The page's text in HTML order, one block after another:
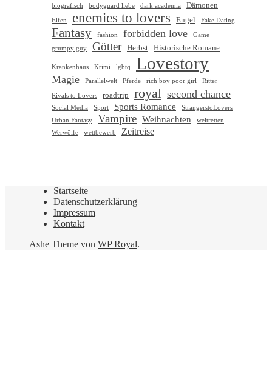
biografisch
bodyguard liebe dark academia Dämonen
Elfen enemies to lovers Engel Fake Dating
Fantasy fashion forbidden love
Game
grumpy guy
Götter Herbst Historische Romane
Krankenhaus Krimi lgbtq Lovestory
Magie Parallelwelt Pferde rich boy poor girl Ritter
Rivals to Lovers roadtrip royal second chance
Social Media Sport Sports Romance
StrangerstoLovers
Urban Fantasy
Vampire Weihnachten
weltretten
Werwölfe
wettbewerb Zeitreise
Startseite
Datenschutzerklärung
Impressum
Kontakt
Ashe Theme von WP Royal.